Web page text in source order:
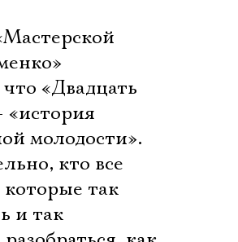
«Двадцать
«история
молодости».
кто все
которые так
и так